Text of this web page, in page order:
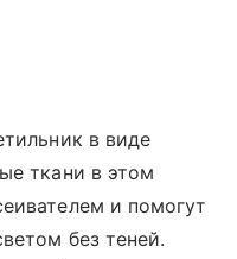
в виде
ткани в этом
и помогут
без теней.